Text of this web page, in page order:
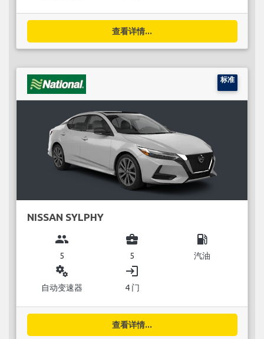
查看详情...
标准
NISSAN SYLPHY
group
5
business_center
5
local_gas_station
汽油
miscellaneous_services
自动变速器
login
4 门
查看详情...